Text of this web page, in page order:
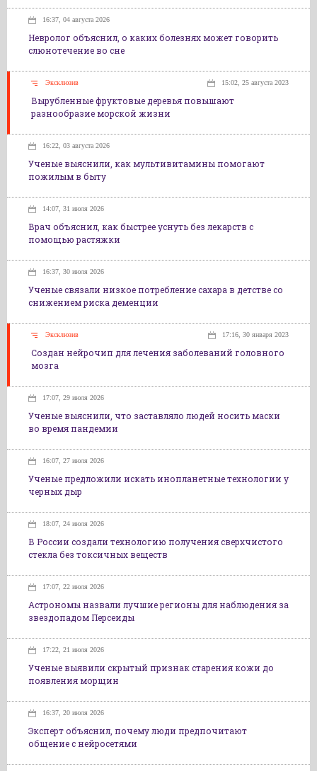
16:37, 04 августа 2026
Невролог объяснил, о каких болезнях может говорить
слюнотечение во сне
Эксклюзив 15:02, 25 августа 2023
Вырубленные фруктовые деревья повышают
разнообразие морской жизни
16:22, 03 августа 2026
Ученые выяснили, как мультивитамины помогают
пожилым в быту
14:07, 31 июля 2026
Врач объяснил, как быстрее уснуть без лекарств с
помощью растяжки
16:37, 30 июля 2026
Ученые связали низкое потребление сахара в детстве со
снижением риска деменции
Эксклюзив 17:16, 30 января 2023
Создан нейрочип для лечения заболеваний головного
мозга
17:07, 29 июля 2026
Ученые выяснили, что заставляло людей носить маски
во время пандемии
16:07, 27 июля 2026
Ученые предложили искать инопланетные технологии у
черных дыр
18:07, 24 июля 2026
В России создали технологию получения сверхчистого
стекла без токсичных веществ
17:07, 22 июля 2026
Астрономы назвали лучшие регионы для наблюдения за
звездопадом Персеиды
17:22, 21 июля 2026
Ученые выявили скрытый признак старения кожи до
появления морщин
16:37, 20 июля 2026
Эксперт объяснил, почему люди предпочитают
общение с нейросетями